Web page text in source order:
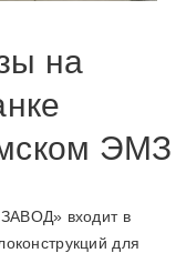
на
ЭМЗ
входит в
для